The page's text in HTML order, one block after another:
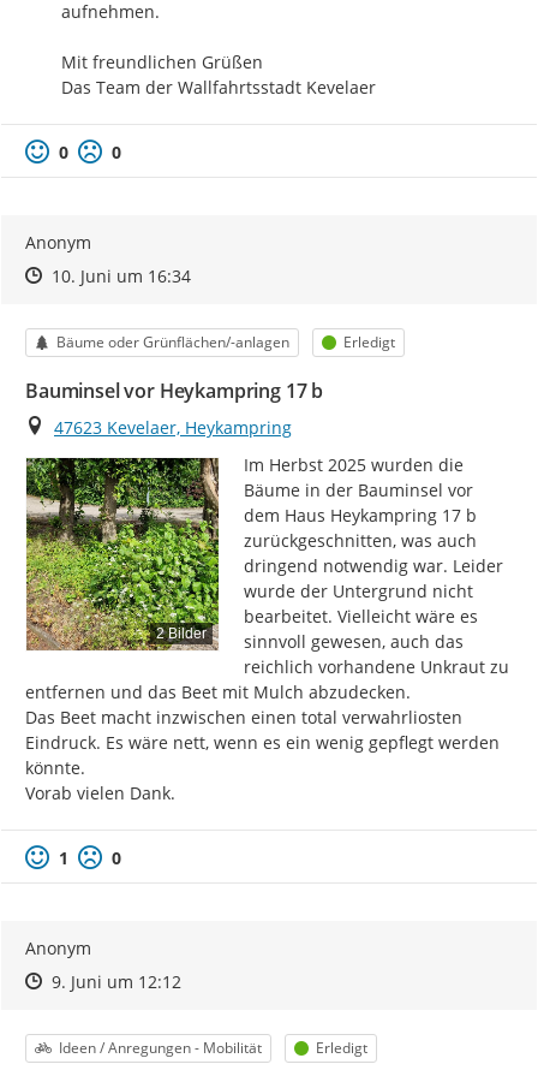
aufnehmen.
Mit freundlichen Grüßen
Das Team der Wallfahrtsstadt Kevelaer
0 0
Anonym
Zeitpunkt des Erstellens
Zeitpunkt des Erstellens
10. Juni um 16:34Zur Äußerung
Kategorie
Bäume oder Grünflächen/-anlagen Status
Erledigt
Bauminsel vor Heykampring 17 b
Ort
47623 Kevelaer, Heykampring
2 Bilder
Im Herbst 2025 wurden die
Bäume in der Bauminsel vor
dem Haus Heykampring 17 b
zurückgeschnitten, was auch
dringend notwendig war. Leider
wurde der Untergrund nicht
bearbeitet. Vielleicht wäre es
sinnvoll gewesen, auch das
reichlich vorhandene Unkraut zu
entfernen und das Beet mit Mulch abzudecken.
Das Beet macht inzwischen einen total verwahrliosten
Eindruck. Es wäre nett, wenn es ein wenig gepflegt werden
könnte.
Vorab vielen Dank.
1 0
Anonym
Zeitpunkt des Erstellens
Zeitpunkt des Erstellens
9. Juni um 12:12Zur Äußerung
Kategorie
Ideen / Anregungen - Mobilität Status
Erledigt